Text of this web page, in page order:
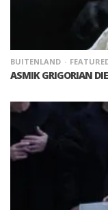
BUITENLAND
ASMIK GRIGORIAN